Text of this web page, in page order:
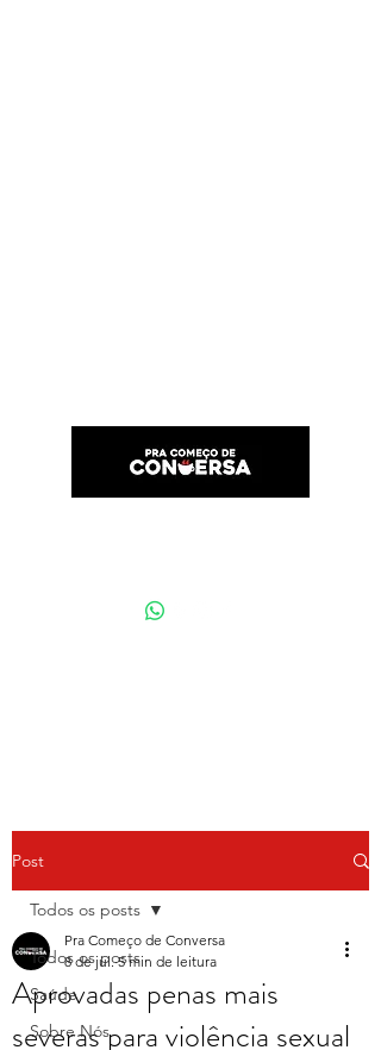
Post
Todos os posts
Saúde
Sobre Nós
Todos os posts
Aprovadas penas mais
severas para violência sexual
Pra Começo de Conversa
8 de jul. 5 min de leitura